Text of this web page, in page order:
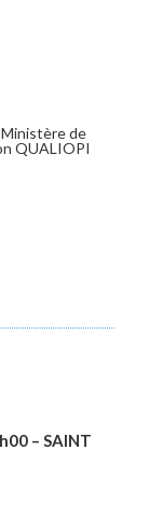
de
QUALIOPI
– SAINT